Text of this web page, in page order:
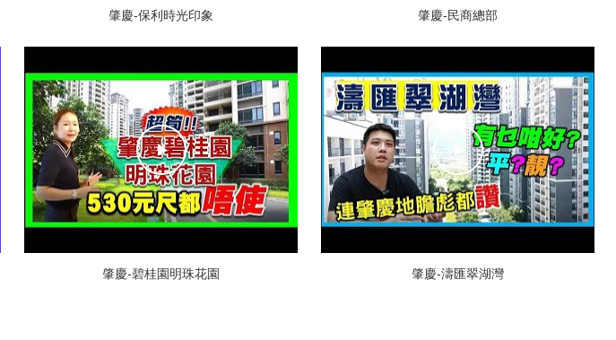
肇慶-保利時光印象 肇慶-民商總部
肇慶-碧桂園明珠花園 肇慶-濤匯翠湖灣